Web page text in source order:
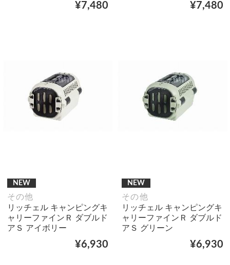
¥7,480 ¥7,480
NEW
その他
リッチェル キャンピングキ
ャリーファインＲ ダブルド
アＳ アイボリー
¥6,930
NEW
その他
リッチェル キャンピングキ
ャリーファインＲ ダブルド
アＳ グリーン
¥6,930